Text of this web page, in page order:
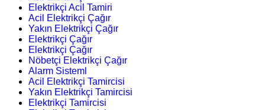
Elektrikçi Acil Tamiri
Acil Elektrikçi Çağır
Yakın Elektrikçi Çağır
Elektrikçi Çağır
Elektrikçi Çağır
Nöbetçi Elektrikçi Çağır
Alarm Sisteml
Acil Elektrikçi Tamircisi
Yakın Elektrikçi Tamircisi
Elektrikçi Tamircisi